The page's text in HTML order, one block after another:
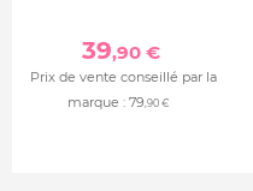
39,90 €
Prix de vente conseillé par la
marque : 79,90 €